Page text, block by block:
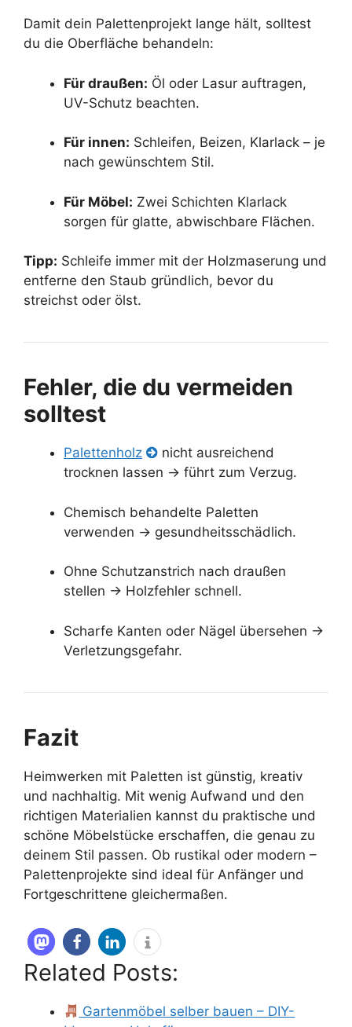
Damit dein Palettenprojekt lange hält, solltest
du die Oberfläche behandeln:
Für draußen: Öl oder Lasur auftragen,
UV-Schutz beachten.
Für innen: Schleifen, Beizen, Klarlack – je
nach gewünschtem Stil.
Für Möbel: Zwei Schichten Klarlack
sorgen für glatte, abwischbare Flächen.
Tipp: Schleife immer mit der Holzmaserung und
entferne den Staub gründlich, bevor du
streichst oder ölst.
Fehler, die du vermeiden
solltest
Palettenholz
nicht ausreichend
trocknen lassen → führt zum Verzug.
Chemisch behandelte Paletten
verwenden → gesundheitsschädlich.
Ohne Schutzanstrich nach draußen
stellen → Holzfehler schnell.
Scharfe Kanten oder Nägel übersehen →
Verletzungsgefahr.
Fazit
Heimwerken mit Paletten ist günstig, kreativ
und nachhaltig. Mit wenig Aufwand und den
richtigen Materialien kannst du praktische und
schöne Möbelstücke erschaffen, die genau zu
deinem Stil passen. Ob rustikal oder modern –
Palettenprojekte sind ideal für Anfänger und
Fortgeschrittene gleichermaßen.
Related Posts:
Gartenmöbel selber bauen – DIY-